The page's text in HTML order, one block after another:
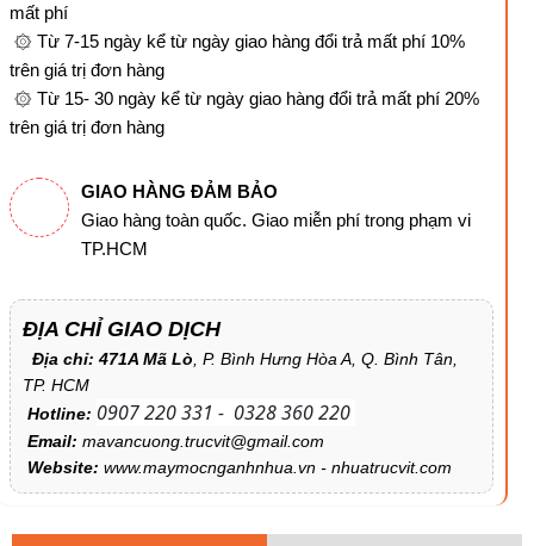
mất phí
۞ Từ 7-15 ngày kể từ ngày giao hàng đổi trả mất phí 10%
trên giá trị đơn hàng
۞ Từ 15- 30 ngày kể từ ngày giao hàng đổi trả mất phí 20%
trên giá trị đơn hàng
GIAO HÀNG ĐẢM BẢO
Giao hàng toàn quốc. Giao miễn phí trong phạm vi
TP.HCM
ĐỊA CHỈ GIAO DỊCH
Địa chỉ: 471A Mã Lò , P. Bình Hưng Hòa A, Q. Bình Tân,
TP. HCM
Hotline: 0907 220 331 - 0328 360 220
Email: mavancuong.trucvit@gmail.com
Website: www.maymocnganhnhua.vn - nhuatrucvit.com